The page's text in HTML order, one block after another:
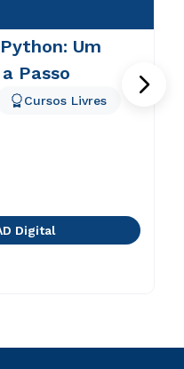
Um
Passo
Cursos Livres
Digital